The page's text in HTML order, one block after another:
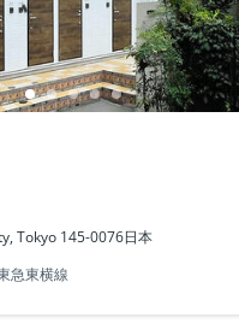
Tokyo 145-0076日本
急東横線